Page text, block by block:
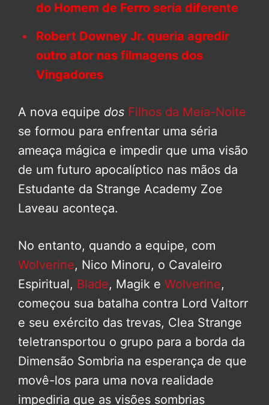
do Homem de Ferro seria diferente
Robert Downey Jr. queria agredir
outro ator nas filmagens dos
Vingadores
A nova equipe dos Filhos da Meia-Noite
se formou para enfrentar uma séria
ameaça mágica e impedir que uma visão
de um futuro apocalíptico nas mãos da
Estudante da Strange Academy Zoe
Laveau aconteça.
No entanto, quando a equipe, com
Wolverine, Nico Minoru, o Cavaleiro
Espiritual, Blade, Magik e Wolverine,
começou sua batalha contra Lord Valtorr
e seu exército das trevas, Clea Strange
teletransportou o grupo para a borda da
Dimensão Sombria na esperança de que
movê-los para uma nova realidade
impediria que as visões sombrias